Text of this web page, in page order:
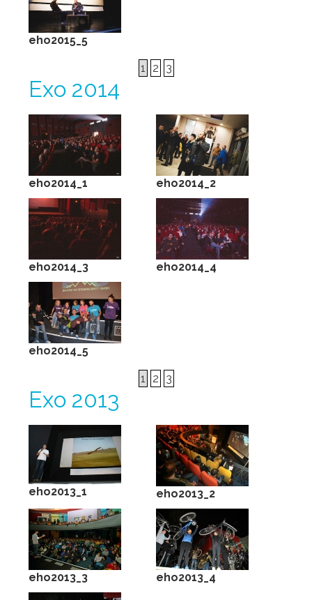
eho2015_5
1 2 3
Ехо 2014
eho2014_1 eho2014_2
eho2014_3 eho2014_4
eho2014_5
1 2 3
Ехо 2013
eho2013_1 eho2013_2
eho2013_3 eho2013_4